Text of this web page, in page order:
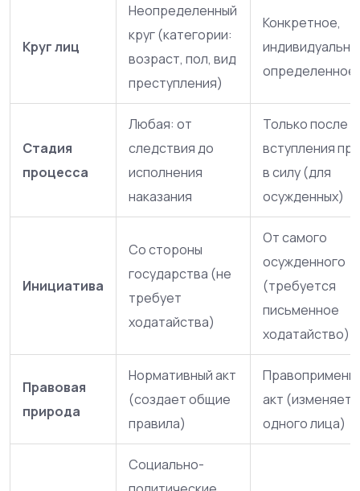
Круг лиц
Неопределенный
круг (категории:
возраст, пол, вид
преступления)
Конкретное,
индивидуально
определенное
Стадия
процесса
Любая: от
следствия до
исполнения
наказания
Только после
вступления
в силу (для
осужденных)
Инициатива
Со стороны
государства (не
требует
ходатайства)
От самого
осужденного
(требуется
письменное
ходатайство)
Правовая
природа
Нормативный акт
(создает общие
правила)
акт (изменяет
одного лица)
Социально-